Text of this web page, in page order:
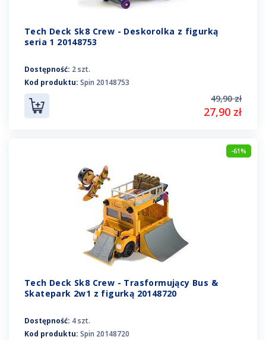
Tech Deck Sk8 Crew - Deskorolka z figurką
seria 1 20148753
Dostępność: 2 szt.
Kod produktu: Spin 20148753
49,90 zł
27,90 zł
-61%
Tech Deck Sk8 Crew - Trasformujący Bus &
Skatepark 2w1 z figurką 20148720
Dostępność: 4 szt.
Kod produktu: Spin 20148720